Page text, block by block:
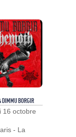
DIMMU BORGIR
16 octobre
- La